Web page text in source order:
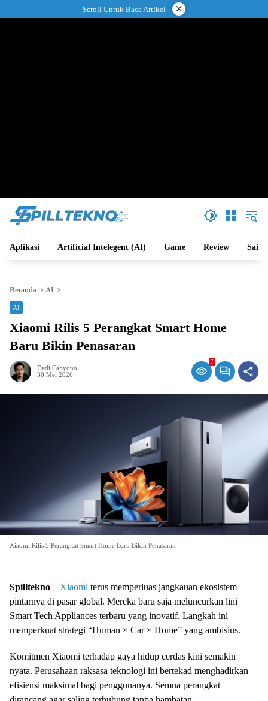
ke
Scroll Untuk Baca Artikel ×
Aplikasi Artificial Intelegent (AI) Game Review Sains
Beranda AI
AI
Xiaomi Rilis 5 Perangkat Smart Home
Baru Bikin Penasaran
Dedi Cahyono
30 Mei 2026
7
Xiaomi Rilis 5 Perangkat Smart Home Baru Bikin Penasaran
Spilltekno – Xiaomi terus memperluas jangkauan ekosistem
pintarnya di pasar global. Mereka baru saja meluncurkan lini
Smart Tech Appliances terbaru yang inovatif. Langkah ini
memperkuat strategi “Human × Car × Home” yang ambisius.
Komitmen Xiaomi terhadap gaya hidup cerdas kini semakin
nyata. Perusahaan raksasa teknologi ini bertekad menghadirkan
efisiensi maksimal bagi penggunanya. Semua perangkat